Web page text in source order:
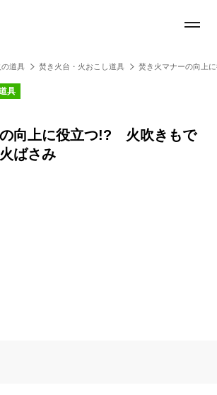
の道具 焚き火台・火おこし道具 焚き火マナーの向上
具
向上に役立つ!? 火吹きもで
ばさみ